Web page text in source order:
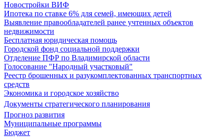
Новостройки ВИФ
Ипотека по ставке 6% для семей, имеющих детей
Выявление правообладателей ранее учтенных объектов
недвижимости
Бесплатная юридическая помощь
Городской фонд социальной поддержки
Отделение ПФР по Владимирской области
Голосование "Народный участковый"
Реестр брошенных и разукомплектованных транспортных
средств
Экономика и городское хозяйство
Документы стратегического планирования
Прогноз развития
Муниципальные программы
Бюджет